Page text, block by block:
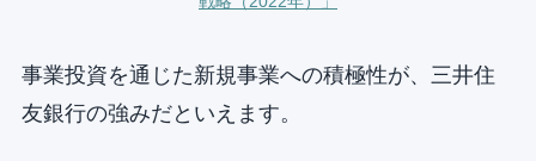
事業投資を通じた新規事業への積極性が、三井住
友銀行の強みだといえます。